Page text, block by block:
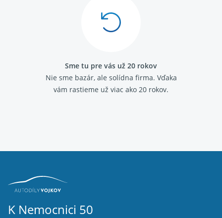
Sme tu pre vás už 20 rokov
Nie sme bazár, ale solídna firma. Vďaka
vám rastieme už viac ako 20 rokov.
K Nemocnici 50